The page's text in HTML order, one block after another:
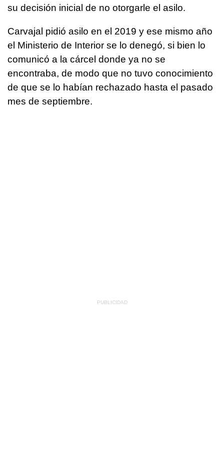
su decisión inicial de no otorgarle el asilo.
Carvajal pidió asilo en el 2019 y ese mismo año
el Ministerio de Interior se lo denegó, si bien lo
comunicó a la cárcel donde ya no se
encontraba, de modo que no tuvo conocimiento
de que se lo habían rechazado hasta el pasado
mes de septiembre.